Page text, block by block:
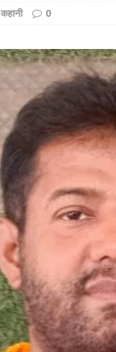
Brilliance Award 2026’
कहानी 0